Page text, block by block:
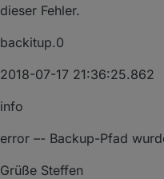
dieser Fehler.
backitup.0
2018-07-17 21:36:25.862
info
error –- Backup-Pfad
Grüße Steffen